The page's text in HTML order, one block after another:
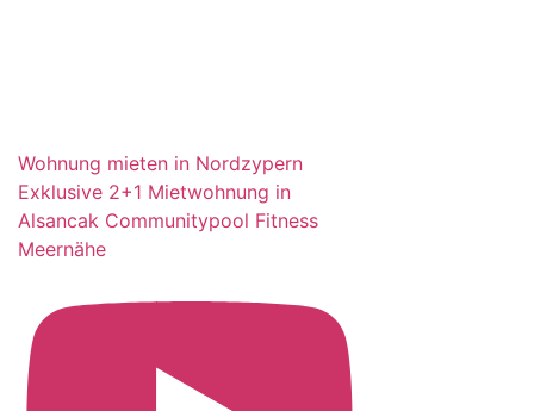
Wohnung mieten in Nordzypern
Exklusive 2+1 Mietwohnung in
Alsancak Communitypool Fitness
Meernähe